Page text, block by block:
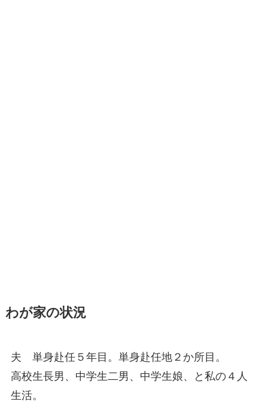
わが家の状況
夫 単身赴任５年目。単身赴任地２か所目。
高校生長男、中学生二男、中学生娘、と私の４人
生活。